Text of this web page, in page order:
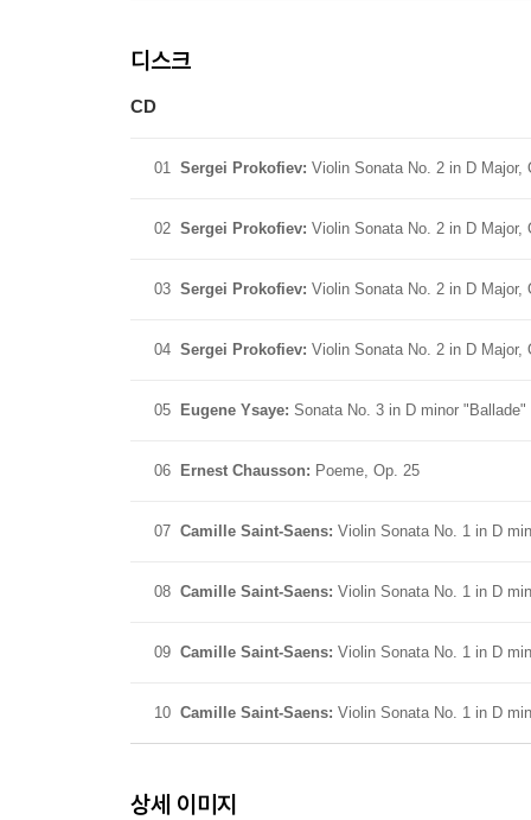
디스크
CD
01 Sergei Prokofiev: Violin Sonata No. 2 in D Major,
02 Sergei Prokofiev: Violin Sonata No. 2 in D
03 Sergei Prokofiev: Violin Sonata No. 2 in D Major,
04 Sergei Prokofiev: Violin Sonata No. 2 in D Major,
05 Eugene Ysaye: Sonata No. 3 in D minor
06 Ernest Chausson: Poeme, Op. 25
07 Camille Saint-Saens: Violin Sonata No. 1 in D
08 Camille Saint-Saens: Violin Sonata No. 1 in D
09 Camille Saint-Saens: Violin Sonata No. 1 in D
10 Camille Saint-Saens: Violin Sonata No. 1 in D
상세 이미지